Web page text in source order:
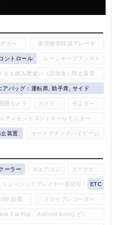
ポカー 衝突被害軽減ブレーキ
ントロール レーンキープアシスト
セル踏み間違い（誤発進）防止装置
アバッグ：運転席, 助手席, サイド
囲カメラ カメラ： モニター：
ディセントコントロールモニター
装置 オートマチックハイビーム
ーラー Wエアコン カーナビ：
ミュージックプレイヤー接続可 ETC
給電 ドライブレコーダー
CarPlay、Android Autoなど）